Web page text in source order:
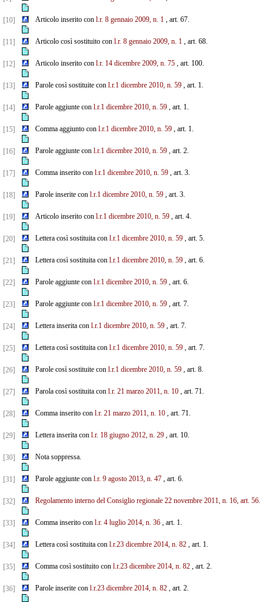
[10] Articolo inserito con l.r. 8 gennaio 2009, n. 1, art. 67.
[11] Articolo così sostituito con l.r. 8 gennaio 2009, n. 1, art. 68.
[12] Articolo inserito con l.r. 14 dicembre 2009, n. 75, art. 100.
[13] Parole così sostituite con l.r.1 dicembre 2010, n. 59, art. 1.
[14] Parole aggiunte con l.r.1 dicembre 2010, n. 59, art. 1.
[15] Comma aggiunto con l.r.1 dicembre 2010, n. 59, art. 1.
[16] Parole aggiunte con l.r.1 dicembre 2010, n. 59, art. 2.
[17] Comma inserito con l.r.1 dicembre 2010, n. 59, art. 3.
[18] Parole inserite con l.r.1 dicembre 2010, n. 59, art. 3.
[19] Articolo inserito con l.r.1 dicembre 2010, n. 59, art. 4.
[20] Lettera così sostituita con l.r.1 dicembre 2010, n. 59, art. 5.
[21] Lettera così sostituita con l.r.1 dicembre 2010, n. 59, art. 6.
[22] Parole aggiunte con l.r.1 dicembre 2010, n. 59, art. 6.
[23] Parole aggiunte con l.r.1 dicembre 2010, n. 59, art. 7.
[24] Lettera inserita con l.r.1 dicembre 2010, n. 59, art. 7.
[25] Lettera così sostituita con l.r.1 dicembre 2010, n. 59, art. 7.
[26] Parole così sostituite con l.r.1 dicembre 2010, n. 59, art. 8.
[27] Parola così sostituita con l.r. 21 marzo 2011, n. 10, art. 71.
[28] Comma inserito con l.r. 21 marzo 2011, n. 10, art. 71.
[29] Lettera inserita con l.r. 18 giugno 2012, n. 29, art. 10.
[30] Nota soppressa.
[31] Parole aggiunte con l.r. 9 agosto 2013, n. 47, art. 6.
[32] Regolamento interno del Consiglio regionale 22 novembre 2011, n. 16, art. 56.
[33] Comma inserito con l.r. 4 luglio 2014, n. 36, art. 1.
[34] Lettera così sostituita con l.r.23 dicembre 2014, n. 82, art. 1.
[35] Comma così sostituito con l.r.23 dicembre 2014, n. 82, art. 2.
[36] Parole inserite con l.r.23 dicembre 2014, n. 82, art. 2.